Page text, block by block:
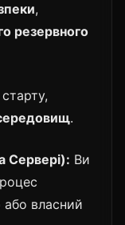
,
резервного
.
Сервері): Ви
власний